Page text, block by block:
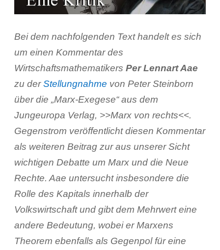
Bei dem nachfolgenden Text handelt es sich
um einen Kommentar des
Wirtschaftsmathematikers Per Lennart Aae
zu derStellungnahme von Peter Steinborn
über die „Marx-Exegese“ aus dem
Jungeuropa Verlag, >>Marx von rechts<<.
Gegenstrom veröffentlicht diesen Kommentar
als weiteren Beitrag zur aus unserer Sicht
wichtigen Debatte um Marx und die Neue
Rechte. Aae untersucht insbesondere die
Rolle des Kapitals innerhalb der
Volkswirtschaft und gibt dem Mehrwert eine
andere Bedeutung, wobei er Marxens
Theorem ebenfalls als Gegenpol für eine